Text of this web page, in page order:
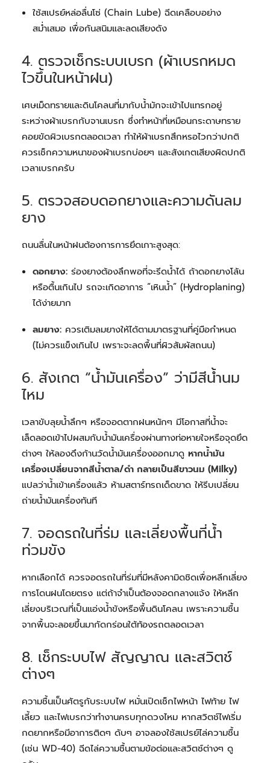
ใช้สเปรย์หล่อลื่นโซ่ (Chain Lube) ฉีดเคลือบอย่าง
สม่ำเสมอ เพื่อกันสนิมและลดเสียงดัง
4. ตรวจเช็กระบบเบรก (ผ้าเบรกหมด
ไวขึ้นในหน้าฝน)
เศษเม็ดทรายและดินโคลนที่มากับน้ำมักจะเข้าไปแทรกอยู่
ระหว่างผ้าเบรกกับจานเบรก ซึ่งทำหน้าที่เหมือนกระดาษทราย
คอยขัดผิวเบรกตลอดเวลา ทำให้ผ้าเบรกสึกหรอไวกว่าปกติ
ควรเช็กความหนาของผ้าเบรกบ่อยๆ และสังเกตเสียงผิดปกติ
เวลาเบรกครับ
5. ตรวจสอบดอกยางและความดันลม
ยาง
ถนนลื่นในหน้าฝนต้องการการยึดเกาะสูงสุด:
ดอกยาง: ร่องยางต้องลึกพอที่จะรีดน้ำได้ ถ้าดอกยางโล้น
หรือตื้นเกินไป รถจะเกิดอาการ “เหินน้ำ” (Hydroplaning)
ได้ง่ายมาก
ลมยาง: ควรเติมลมยางให้ได้ตามมาตรฐานที่คู่มือกำหนด
(ไม่ควรแข็งเกินไป เพราะจะลดพื้นที่ผิวสัมผัสถนน)
6. สังเกต “น้ำมันเครื่อง” ว่ามีสีน้ำนม
ไหม
เวลาขับลุยน้ำลึกๆ หรือจอดตากฝนหนักๆ มีโอกาสที่น้ำจะ
เล็ดลอดเข้าไปผสมกับน้ำมันเครื่องผ่านทางท่อหายใจหรือจุดยึด
ต่างๆ ให้ลองดึงก้านวัดน้ำมันเครื่องออกมาดู หากน้ำมัน
เครื่องเปลี่ยนจากสีน้ำตาล/ดำ กลายเป็นสีขาวนม (Milky)
แปลว่าน้ำเข้าเครื่องแล้ว ห้ามสตาร์ทรถเด็ดขาด ให้รีบเปลี่ยน
ถ่ายน้ำมันเครื่องทันที
7. จอดรถในที่ร่ม และเลี่ยงพื้นที่น้ำ
ท่วมขัง
หากเลือกได้ ควรจอดรถในที่ร่มที่มีหลังคามิดชิดเพื่อหลีกเลี่ยง
การโดนฝนโดยตรง แต่ถ้าจำเป็นต้องจอดกลางแจ้ง ให้หลีก
เลี่ยงบริเวณที่เป็นแอ่งน้ำขังหรือพื้นดินโคลน เพราะความชื้น
จากพื้นจะลอยขึ้นมากัดกร่อนใต้ท้องรถตลอดเวลา
8. เช็กระบบไฟ สัญญาณ และสวิตช์
ต่างๆ
ความชื้นเป็นศัตรูกับระบบไฟ หมั่นเปิดเช็กไฟหน้า ไฟท้าย ไฟ
เลี้ยว และไฟเบรกว่าทำงานครบทุกดวงไหม หากสวิตช์ไฟเริ่ม
กดยากหรือมีอาการติดๆ ดับๆ อาจลองใช้สเปรย์ไล่ความชื้น
(เช่น WD-40) ฉีดไล่ความชื้นตามข้อต่อและสวิตช์ต่างๆ ดู